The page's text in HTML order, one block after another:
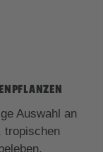
Auswahl an
tropischen